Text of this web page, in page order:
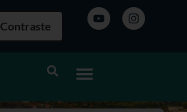
Contraste